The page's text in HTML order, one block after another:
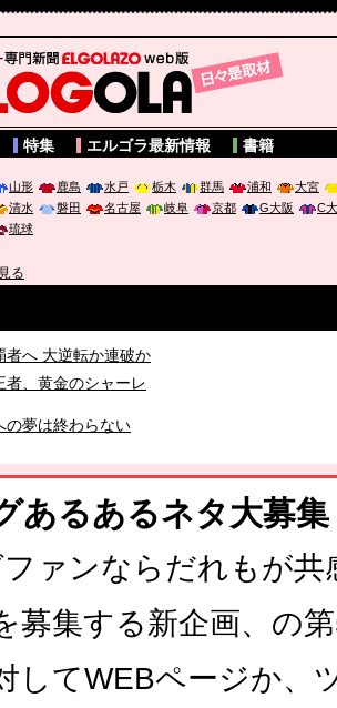
web版 BLOGOLA
特集 エルゴラ最新情報 書籍
山形 鹿島 水戸 栃木 群馬 浦和
大宮
清水 磐田 名古屋 岐阜 京都 G大阪
C
琉球
る
者へ 大逆転か連破か
者、黄金のシャーレ
の夢は終わらない
本出陣
のW杯開幕 注目は「個」
あるあるネタ大募
ァンならだれもが共
募集する新企画、の
してWEBページか、